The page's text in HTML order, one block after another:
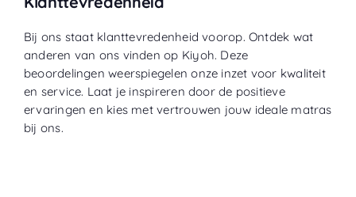
Bij ons staat klanttevredenheid voorop. Ontdek wat
anderen van ons vinden op Kiyoh. Deze
beoordelingen weerspiegelen onze inzet voor kwaliteit
en service. Laat je inspireren door de positieve
ervaringen en kies met vertrouwen jouw ideale matras
bij ons.